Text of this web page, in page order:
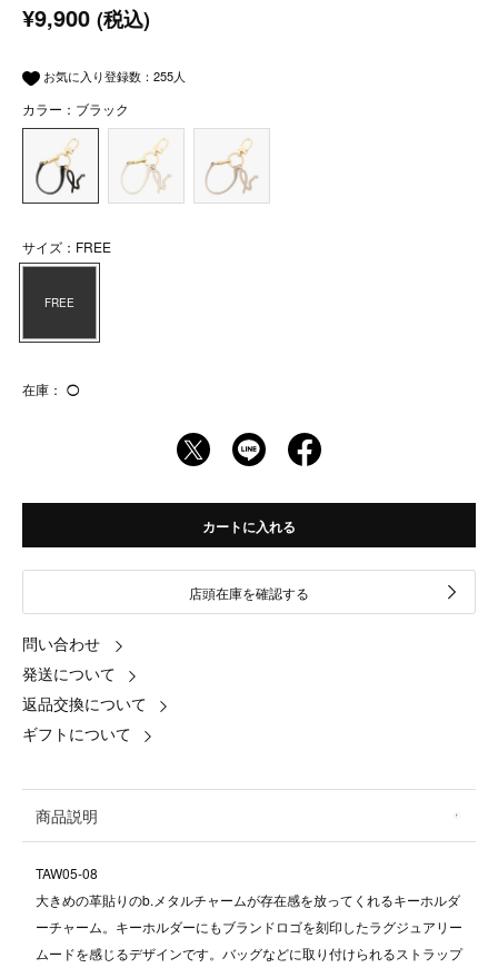
¥9,900 (税込)
お気に入り登録数： 255人
カラー：ブラック
サイズ：FREE
FREE
在庫： ◯
カートに入れる
店頭在庫を確認する
問い合わせ
発送について
返品交換について
ギフトについて
商品説明
TAW05-08
大きめの革貼りのb.メタルチャームが存在感を放ってくれるキーホルダ
ーチャーム。キーホルダーにもブランドロゴを刻印したラグジュアリー
ムードを感じるデザインです。バッグなどに取り付けられるストラップ